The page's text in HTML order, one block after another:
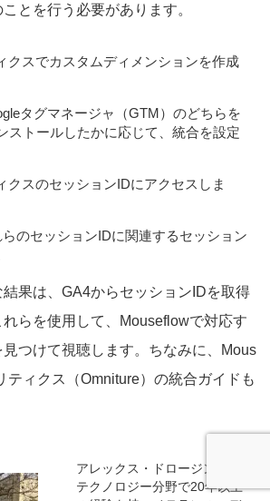
とを行う必要があります。
クスでカスタムディメンションを作成
タグマネージャ（GTM）のどちらを
ストールしたかに応じて、統合を設定
クスのセッションIDにアクセスしま
のセッションIDに関連するセッション
果は、GA4からセッションIDを取得
らを使用して、Mouseflowで対応す
つけて視聴します。ちなみに、Mous
ティクス（Omniture）の統合ガイドも
アレックス・ドロージンは、
テクノロジー分野で20年以上